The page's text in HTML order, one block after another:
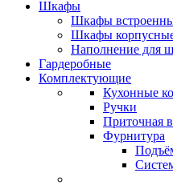
Шкафы
Шкафы
Шкафы
Наполнение для
Гардеробные
Комплектующие
Кухонные
Ручки
Приточная
Фурнитура